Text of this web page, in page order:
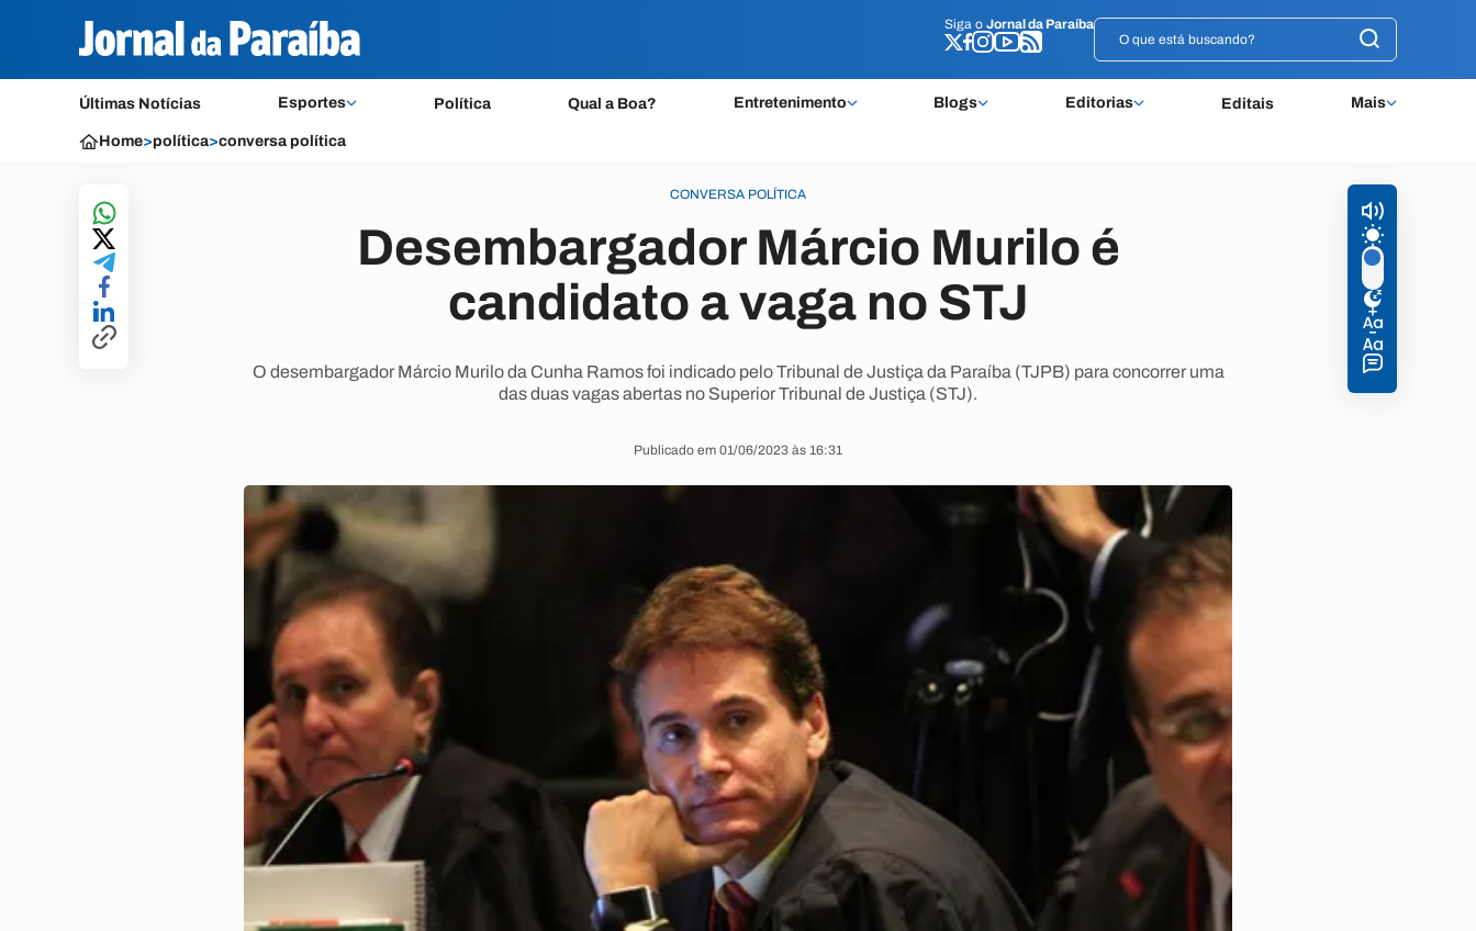
Siga o Jornal da Paraíba
Últimas Notícias Esportes Política Qual a Boa? Entretenimento Blogs Editorias Editais Mais
Siga o Jornal da Paraíba
Home>política>conversa política
CONVERSA POLÍTICA
Desembargador Márcio Murilo é
candidato a vaga no STJ
O desembargador Márcio Murilo da Cunha Ramos foi indicado pelo Tribunal de Justiça da Paraíba (TJPB) para concorrer uma
das duas vagas abertas no Superior Tribunal de Justiça (STJ).
Publicado em 01/06/2023 às 16:31